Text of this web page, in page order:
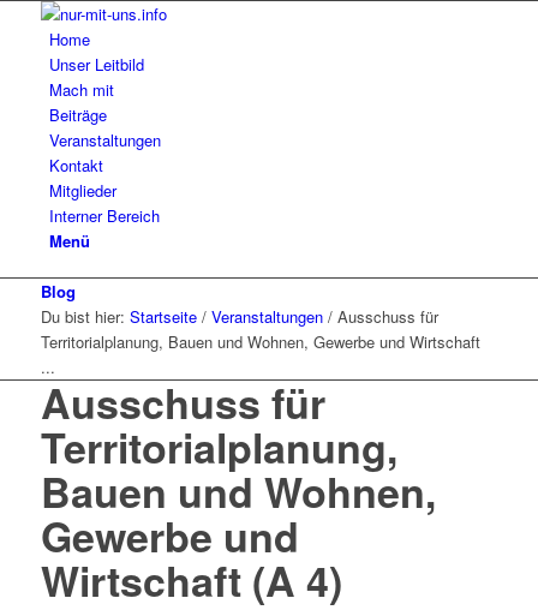
Home
Unser Leitbild
Mach mit
Beiträge
Veranstaltungen
Kontakt
Mitglieder
Interner Bereich
Menü
Blog
Du bist hier: Startseite / Veranstaltungen / Ausschuss für
Territorialplanung, Bauen und Wohnen, Gewerbe und Wirtschaft
...
Ausschuss für
Territorialplanung,
Bauen und Wohnen,
Gewerbe und
Wirtschaft (A 4)